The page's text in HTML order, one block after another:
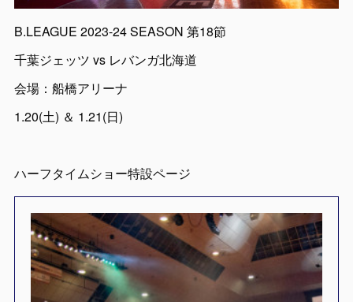
B.LEAGUE 2023-24 SEASON 第18節
千葉ジェッツ vs レバンガ北海道
会場：船橋アリーナ
1.20(土) ＆ 1.21(日)
ハーフタイムショー特設ページ